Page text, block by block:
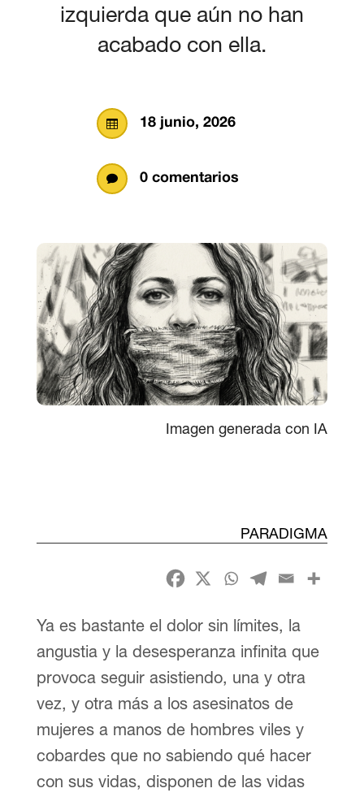
izquierda que aún no han
acabado con ella.
 18 junio, 2026
 0 comentarios
Imagen generada con IA
PARADIGMA
Ya es bastante el dolor sin límites, la
angustia y la desesperanza infinita que
provoca seguir asistiendo, una y otra
vez, y otra más a los asesinatos de
mujeres a manos de hombres viles y
cobardes que no sabiendo qué hacer
con sus vidas, disponen de las vidas